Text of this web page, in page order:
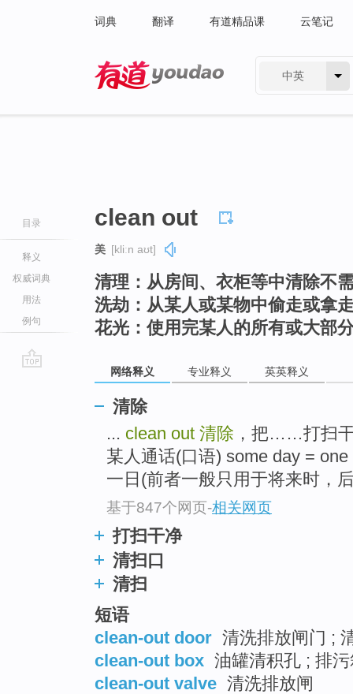
词典 翻译 有道精品课 云笔记
中英
目录
释义
权威词典
用法
例句
clean out
美 [kliːn aʊt]
清理：从房间、衣柜等中清除不
洗劫：从某人或某物中偷走或拿
花光：使用完某人的所有或大部
网络释义 专业释义 英英释义
清除
... clean out 清除 ，把……打扫
某人通话(口语) some day =
一日(前者一般只用于将来时，
基于847个网页-相关网页
打扫干净
清扫口
清扫
短语
clean-out door 清洗排放闸门 ;
clean-out box 油罐清积孔 ; 排
clean-out valve 清洗排放闸